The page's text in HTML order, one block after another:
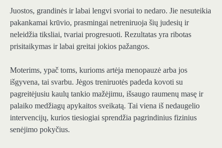
Juostos, grandinės ir labai lengvi svoriai to nedaro. Jie nesuteikia
pakankamai krūvio, prasmingai netreniruoja šių judesių ir
neleidžia tiksliai, tvariai progresuoti. Rezultatas yra ribotas
prisitaikymas ir labai greitai jokios pažangos.
Moterims, ypač toms, kurioms artėja menopauzė arba jos
išgyvena, tai svarbu. Jėgos treniruotės padeda kovoti su
pagreitėjusiu kaulų tankio mažėjimu, išsaugo raumenų masę ir
palaiko medžiagų apykaitos sveikatą. Tai viena iš nedaugelio
intervencijų, kurios tiesiogiai sprendžia pagrindinius fizinius
senėjimo pokyčius.